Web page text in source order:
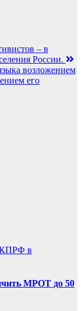
– в
России.
возложением
его
в
МРОТ до 50